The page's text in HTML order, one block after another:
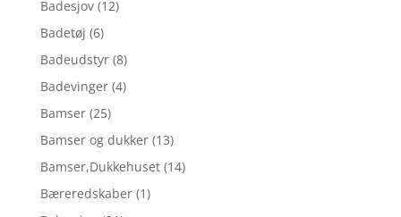
Badesjov (12)
Badetøj (6)
Badeudstyr (8)
Badevinger (4)
Bamser (25)
Bamser og dukker (13)
Bamser,Dukkehuset (14)
Bæreredskaber (1)